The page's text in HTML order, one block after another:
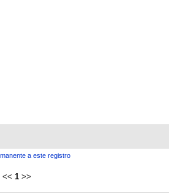
a este registro
<< 1 >>